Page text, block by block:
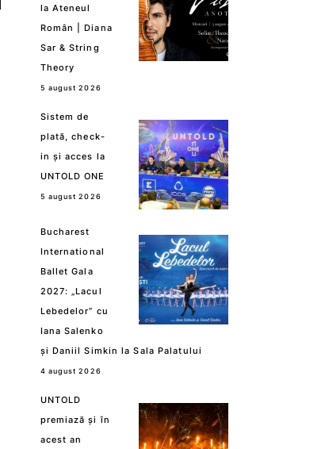
la Ateneul
Român | Diana
Sar & String
Theory
5 august 2026
Sistem de
plată, check-
in și acces la
UNTOLD ONE
5 august 2026
Bucharest
International
Ballet Gala
2027: „Lacul
Lebedelor” cu
Iana Salenko
și Daniil Simkin la Sala Palatului
4 august 2026
UNTOLD
premiază și în
acest an